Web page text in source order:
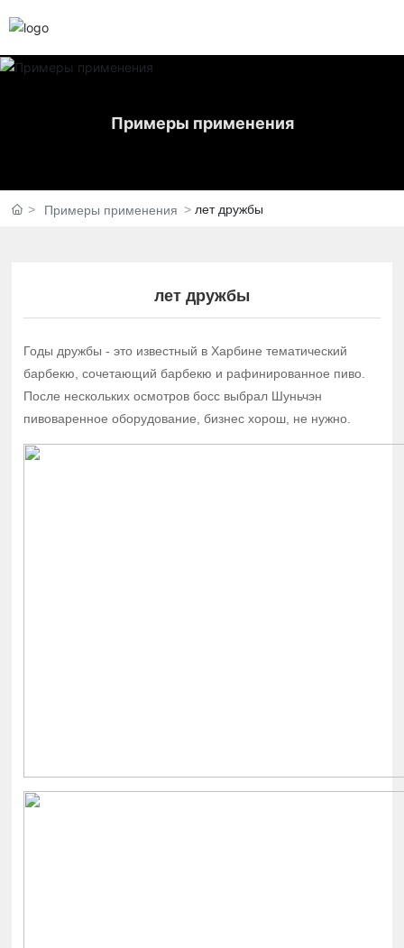
Примеры применения
Примеры применения лет дружбы
лет дружбы
Годы дружбы - это известный в Харбине тематический
барбекю, сочетающий барбекю и рафинированное пиво.
После нескольких осмотров босс выбрал Шуньчэн
пивоваренное оборудование, бизнес хорош, не нужно.